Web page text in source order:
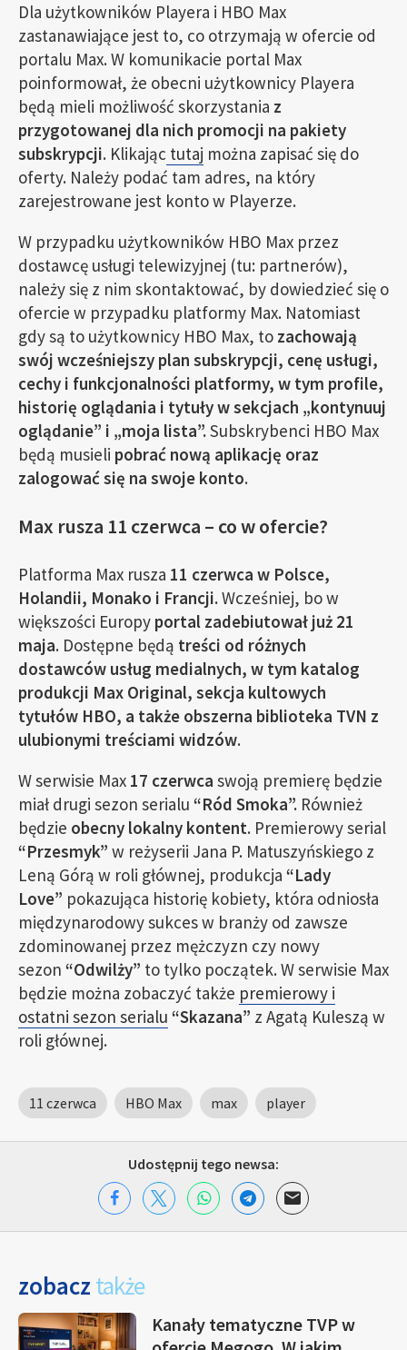
Dla użytkowników Playera i HBO Max
zastanawiające jest to, co otrzymają w ofercie od
portalu Max. W komunikacie portal Max
poinformował, że obecni użytkownicy Playera
będą mieli możliwość skorzystania z
przygotowanej dla nich promocji na pakiety
subskrypcji. Klikając tutaj można zapisać się do
oferty. Należy podać tam adres, na który
zarejestrowane jest konto w Playerze.
W przypadku użytkowników HBO Max przez
dostawcę usługi telewizyjnej (tu: partnerów),
należy się z nim skontaktować, by dowiedzieć się o
ofercie w przypadku platformy Max. Natomiast
gdy są to użytkownicy HBO Max, to zachowają
swój wcześniejszy plan subskrypcji, cenę usługi,
cechy i funkcjonalności platformy, w tym profile,
historię oglądania i tytuły w sekcjach „kontynuuj
oglądanie” i „moja lista”.Subskrybenci HBO Max
będą musieli pobrać nową aplikację oraz
zalogować się na swoje konto.
Max rusza 11 czerwca – co w ofercie?
Platforma Max rusza 11 czerwca w Polsce,
Holandii, Monako i Francji.Wcześniej, bo w
większości Europy portal zadebiutował już 21
maja. Dostępne będą treści od różnych
dostawców usług medialnych, w tym katalog
produkcji Max Original, sekcja kultowych
tytułów HBO, a także obszerna biblioteka TVN z
ulubionymi treściami widzów.
W serwisie Max 17 czerwca swoją premierę będzie
miał drugi sezon serialu “Ród Smoka”. Również
będzie obecny lokalny kontent. Premierowy serial
“Przesmyk” w reżyserii Jana P. Matuszyńskiego z
Leną Górą w roli głównej, produkcja “Lady
Love” pokazująca historię kobiety, która odniosła
międzynarodowy sukces w branży od zawsze
zdominowanej przez mężczyzn czy nowy
sezon “Odwilży” to tylko początek. W serwisie Max
będzie można zobaczyć także premierowy i
ostatni sezon serialu “Skazana” z Agatą Kuleszą w
roli głównej.
11 czerwca HBO Max max player
Udostępnij tego newsa:
zobacz także
Kanały tematyczne TVP w